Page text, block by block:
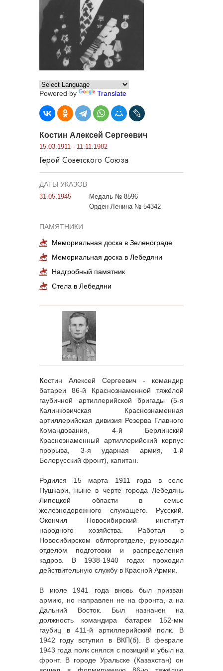
Powered by Translate
Костин Алексей Сергеевич
15.03.1911 - 11.11.1982
Герой Советского Союза
ДАТЫ УКАЗОВ
31.05.1945
Медаль № 8596
Орден Ленина № 54342
ПАМЯТНИКИ
Мемориальная доска в Зеленограде
Мемориальная доска в Лебедяни
Надгробный памятник
Стела в Лебедяни
Костин Алексей Сергеевич - командир
батареи 86-й Краснознаменной тяжёлой
гаубичной артиллерийской бригады (5-я
Калинковичская Краснознаменная
артиллерийская дивизия Резерва Главного
Командования, 4-й Берлинский
Краснознаменный артиллерийский корпус
прорыва, 3-я ударная армия, 1-й
Белорусский фронт), капитан.
Родился 15 марта 1911 года в селе
Пушкари, ныне в черте города Лебедянь
Липецкой области в семье
железнодорожного служащего. Русский.
Окончил Новосибирский институт
народного хозяйства. Работал в
Новосибирском облторготделе, руководил
отделом подготовки и распределения
кадров. В 1938-1940 годах проходил
действительную службу в Красной Армии.
В июле 1941 года вновь был призван
армию, но направлен не на фронта, а на
Дальний Восток. Был назначен на
должность командира батареи 152-мм
гаубиц в 411-й артиллерийский полк. В
1942 году вступил в ВКП(б). В феврале
1943 года полк снялся с позиций и убыл на
фронт. В городе Уральске (Казахстан) он